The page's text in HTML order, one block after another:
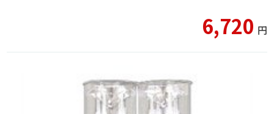
6,720 円